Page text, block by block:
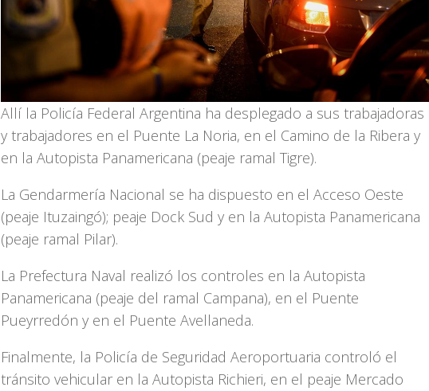
Allí la Policía Federal Argentina ha desplegado a sus trabajadoras
y trabajadores en el Puente La Noria, en el Camino de la Ribera y
en la Autopista Panamericana (peaje ramal Tigre).
La Gendarmería Nacional se ha dispuesto en el Acceso Oeste
(peaje Ituzaingó); peaje Dock Sud y en la Autopista Panamericana
(peaje ramal Pilar).
La Prefectura Naval realizó los controles en la Autopista
Panamericana (peaje del ramal Campana), en el Puente
Pueyrredón y en el Puente Avellaneda.
Finalmente, la Policía de Seguridad Aeroportuaria controló el
tránsito vehicular en la Autopista Richieri, en el peaje Mercado